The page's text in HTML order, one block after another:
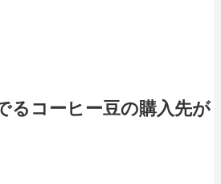
るコーヒー豆の購入先が